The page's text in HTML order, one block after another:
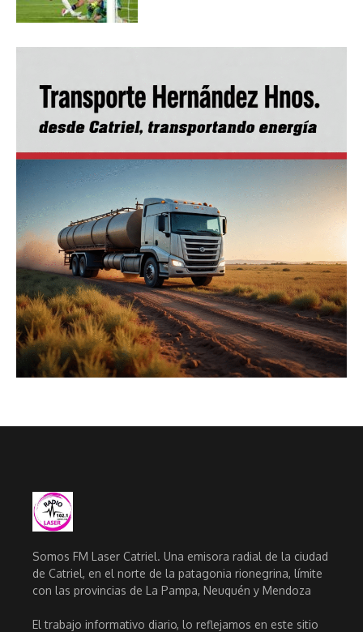
Somos FM Laser Catriel. Una emisora radial de la ciudad
de Catriel, en el norte de la patagonia rionegrina, límite
con las provincias de La Pampa, Neuquén y Mendoza
El trabajo informativo diario, lo reflejamos en este sitio